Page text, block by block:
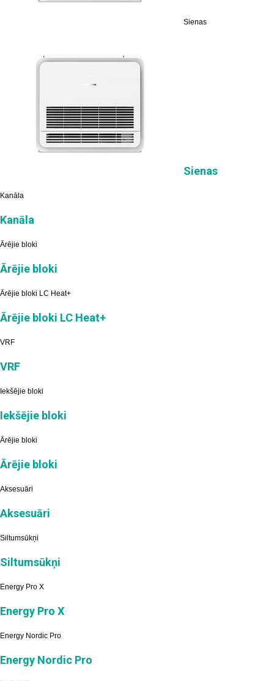
Sienas
Sienas
Kanāla
Kanāla
Ārējie bloki
Ārējie bloki
Ārējie bloki LC Heat+
Ārējie bloki LC Heat+
VRF
VRF
Iekšējie bloki
Iekšējie bloki
Ārējie bloki
Ārējie bloki
Aksesuāri
Aksesuāri
Siltumsūkņi
Siltumsūkņi
Energy Pro X
Energy Pro X
Energy Nordic Pro
Energy Nordic Pro